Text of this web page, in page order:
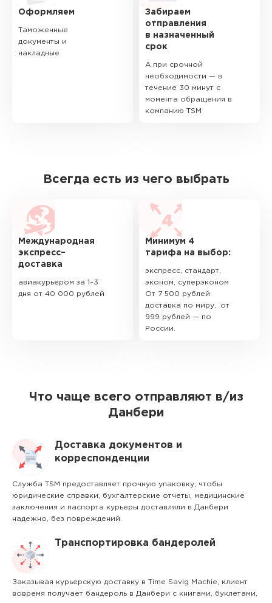
Оформляем
Таможенные
документы и
накладные
Забираем
отправления
в назначенный
срок
А при срочной
необходимости — в
течение 30 минут с
момента обращения в
компанию TSM
Всегда есть из чего выбрать
Международная
экспресс–
доставка
авиакурьером за 1–3
дня от 40 000 рублей
Минимум 4
тарифа на выбор:
экспресс, стандарт,
эконом, суперэконом
От 7 500 рублей
доставка по миру, от
999 рублей — по
России.
Что чаще всего отправляют в/из
Данбери
Доставка документов и
корреспонденции
Служба TSM предоставляет прочную упаковку, чтобы
юридические справки, бухгалтерские отчеты, медицинские
заключения и паспорта курьеры доставляли в Данбери
надежно, без повреждений.
Транспортировка бандеролей
Заказывая курьерскую доставку в Time Savig Machie, клиент
вовремя получает бандероль в Данбери с книгами, буклетами,